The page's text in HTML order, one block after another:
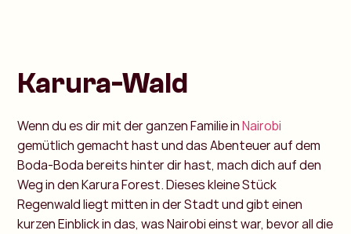
Karura-Wald
Wenn du es dir mit der ganzen Familie inNairobi
gemütlich gemacht hast und das Abenteuer auf dem
Boda-Boda bereits hinter dir hast, mach dich auf den
Weg in den Karura Forest. Dieses kleine Stück
Regenwald liegt mitten in der Stadt und gibt einen
kurzen Einblick in das, was Nairobi einst war, bevor all die